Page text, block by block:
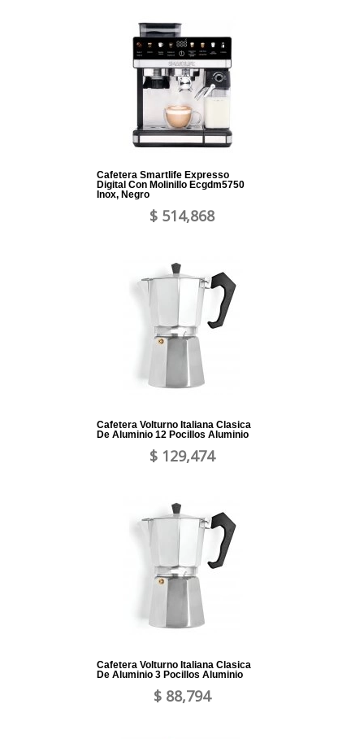
Cafetera Smartlife Expresso
Digital Con Molinillo Ecgdm5750
Inox, Negro
$ 514,868
Cafetera Volturno Italiana Clasica
De Aluminio 12 Pocillos Aluminio
$ 129,474
Cafetera Volturno Italiana Clasica
De Aluminio 3 Pocillos Aluminio
$ 88,794